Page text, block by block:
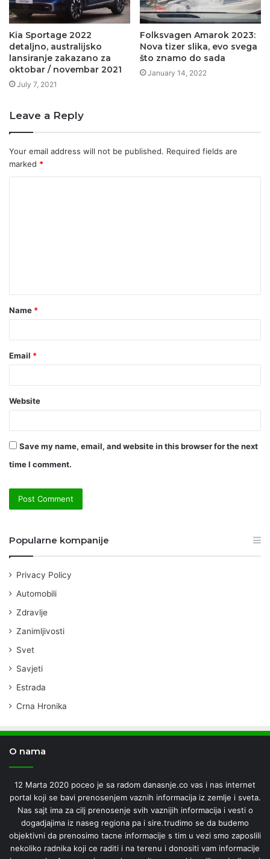
Kia Sportage 2022
detaljno, australijsko
lansiranje zakazano za
oktobar / novembar 2021
July 7, 2021
Folksvagen Amarok 2023:
Nova tizer slika, evo svega
što znamo do sada
January 14, 2022
Leave a Reply
Your email address will not be published. Required fields are
marked *
t
*
Name *
Email *
Website
Save my name, email, and website in this browser for the next
time I comment.
Popularne kompanije
Privacy Policy
Automobili
Zdravlje
Zanimljivosti
Svet
Savjeti
Estrada
Crna Hronika
O nama
12 Marta 2020 poceo je sa radom danasnje.co vas i nas internet
portal koji se bavi prenosenjem vaznih informacija iz zemlje i sveta.
Nas sajt ima za cilj prenosenje svih vaznijih informacija i vesti o
dogadjajima iz naseg regiona pa i sire.trudimo se da budemo
objektivni da prenosimo tacne informacije s tim u vezi smo zaposlili
nekoliko radnika koji ce raditi i na terenu i donositi vam informacije